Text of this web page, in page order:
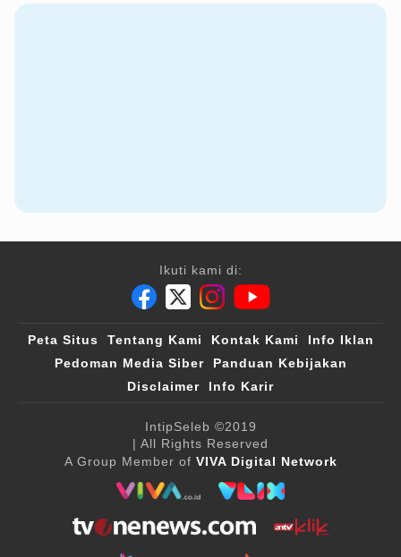
Ikuti kami di:
Peta Situs Tentang Kami Kontak Kami
Info Iklan
Pedoman Media Siber
Panduan Kebijakan
Disclaimer
Info Karir
IntipSeleb ©2019
| All Rights Reserved
A Group Member of VIVA Digital Network